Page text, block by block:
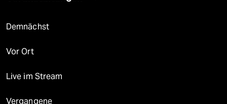
Demnächst
Vor Ort
Live im Stream
Vergangene